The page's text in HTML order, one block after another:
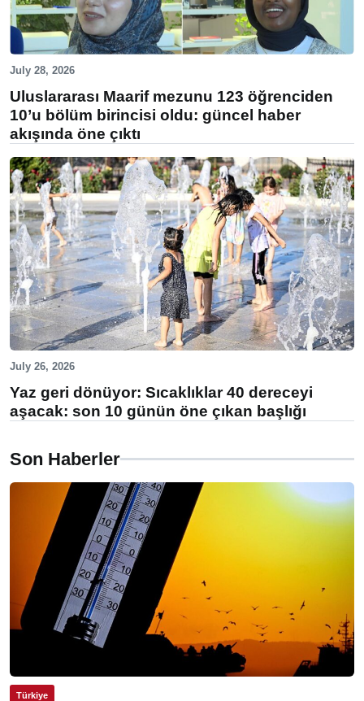
July 28, 2026
Uluslararası Maarif mezunu 123 öğrenciden
10’u bölüm birincisi oldu: güncel haber
akışında öne çıktı
July 26, 2026
Yaz geri dönüyor: Sıcaklıklar 40 dereceyi
aşacak: son 10 günün öne çıkan başlığı
Son Haberler
Türkiye